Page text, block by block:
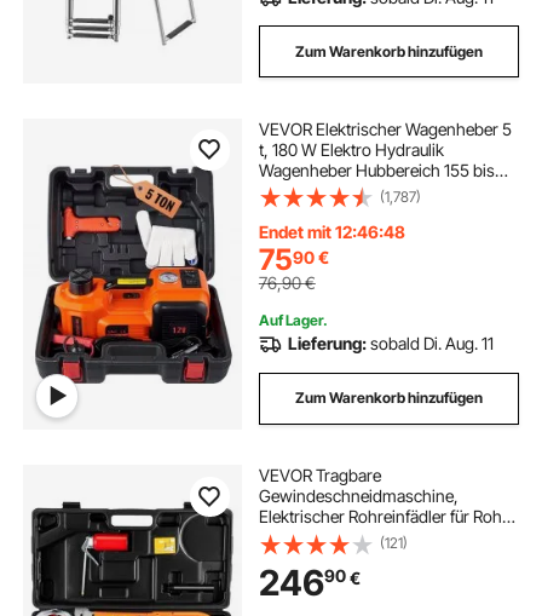
Zum Warenkorb hinzufügen
VEVOR Elektrischer Wagenheber 5
t, 180 W Elektro Hydraulik
Wagenheber Hubbereich 155 bis
450 mm Hydraulischer Heber für
Autos und SUVs inklusive
Batterieclip sowie Werkzeugkasten
und Netzkabel
(1,787)
Endet mit 12:46:46
7590€
76,90€
Auf Lager.
Lieferung:sobald Di. Aug. 11
Zum Warenkorb hinzufügen
VEVOR Tragbare
Gewindeschneidmaschine,
Elektrischer Rohreinfädler für Rohre
mit Tragetasche, 6 Matrizen, 2300
W 220 V Elektro-
Gewindeschneidmaschine(EU
PLUG 220V)
(121)
24690€